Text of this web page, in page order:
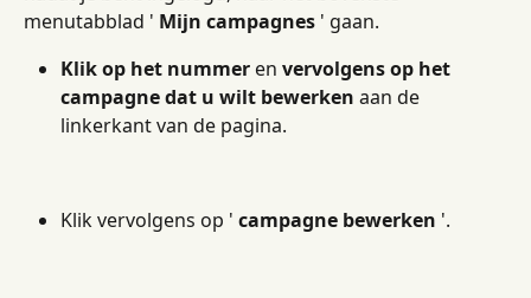
menutabblad ' Mijn campagnes ' gaan.
Klik op het nummer en vervolgens op het
campagne dat u wilt bewerken aan de
linkerkant van de pagina.
Klik vervolgens op ' campagne bewerken '.